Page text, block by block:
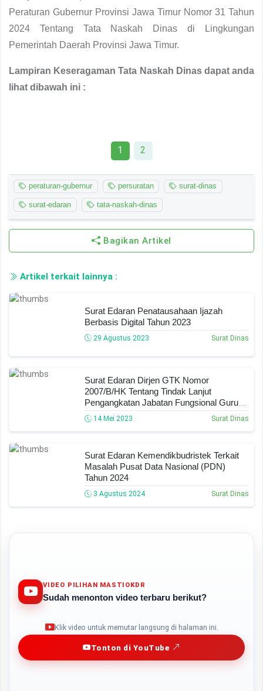
Peraturan Gubernur Provinsi Jawa Timur Nomor 31 Tahun
2024 Tentang Tata Naskah Dinas di Lingkungan
Pemerintah Daerah Provinsi Jawa Timur.
Lampiran Keseragaman Tata Naskah Dinas dapat anda
lihat dibawah ini :
1 2
peraturan-gubernur persuratan surat-dinas
surat-edaran tata-naskah-dinas
Bagikan Artikel
Artikel terkait lainnya :
Surat Edaran Penatausahaan Ijazah
Berbasis Digital Tahun 2023
29 Agustus 2023 Surat Dinas
Surat Edaran Dirjen GTK Nomor
2007/B/HK Tentang Tindak Lanjut
Pengangkatan Jabatan Fungsional Guru
Tahun 2023
14 Mei 2023 Surat Dinas
Surat Edaran Kemendikbudristek Terkait
Masalah Pusat Data Nasional (PDN)
Tahun 2024
3 Agustus 2024 Surat Dinas
VIDEO PILIHAN MASTIOKDR
Sudah menonton video terbaru berikut?
Klik video untuk memutar langsung di halaman ini.
Tonton di YouTube